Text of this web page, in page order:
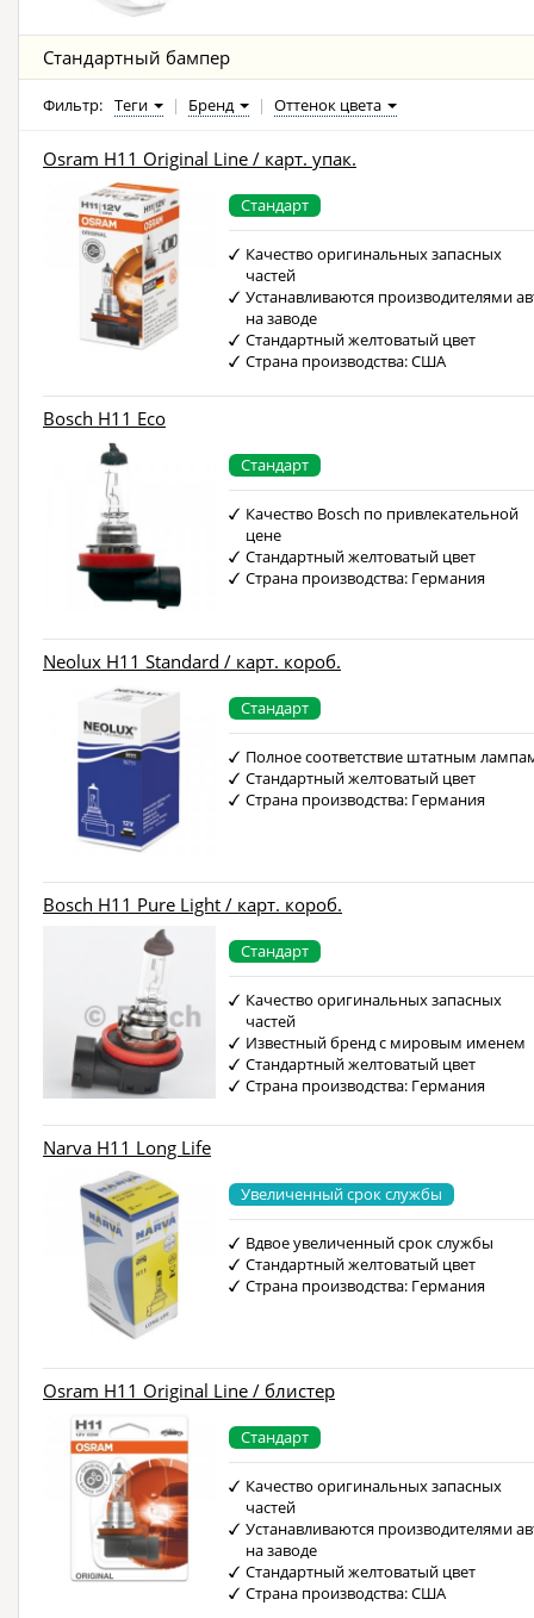
Стандартный бампер
Фильтр: Теги | Бренд | Оттенок цвета
Osram H11 Original Line / карт. упак.
Стандарт
Качество оригинальных запасных
частей
Устанавливаются производителями
на заводе
Стандартный желтоватый цвет
Страна производства: США
Bosch H11 Eco
Стандарт
Качество Bosch по привлекательной
цене
Стандартный желтоватый цвет
Страна производства: Германия
Neolux H11 Standard / карт. короб.
Стандарт
Полное соответствие штатным
Стандартный желтоватый цвет
Страна производства: Германия
Bosch H11 Pure Light / карт. короб.
Стандарт
Качество оригинальных запасных
частей
Известный бренд с мировым именем
Стандартный желтоватый цвет
Страна производства: Германия
Narva H11 Long Life
Увеличенный срок службы
Вдвое увеличенный срок службы
Стандартный желтоватый цвет
Страна производства: Германия
Osram H11 Original Line / блистер
Стандарт
Качество оригинальных запасных
частей
Устанавливаются производителями
на заводе
Стандартный желтоватый цвет
Страна производства: США